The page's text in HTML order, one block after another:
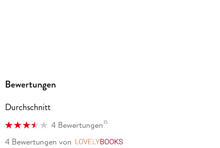
Bewertungen
Durchschnitt
4 Bewertungen15
4 Bewertungen von